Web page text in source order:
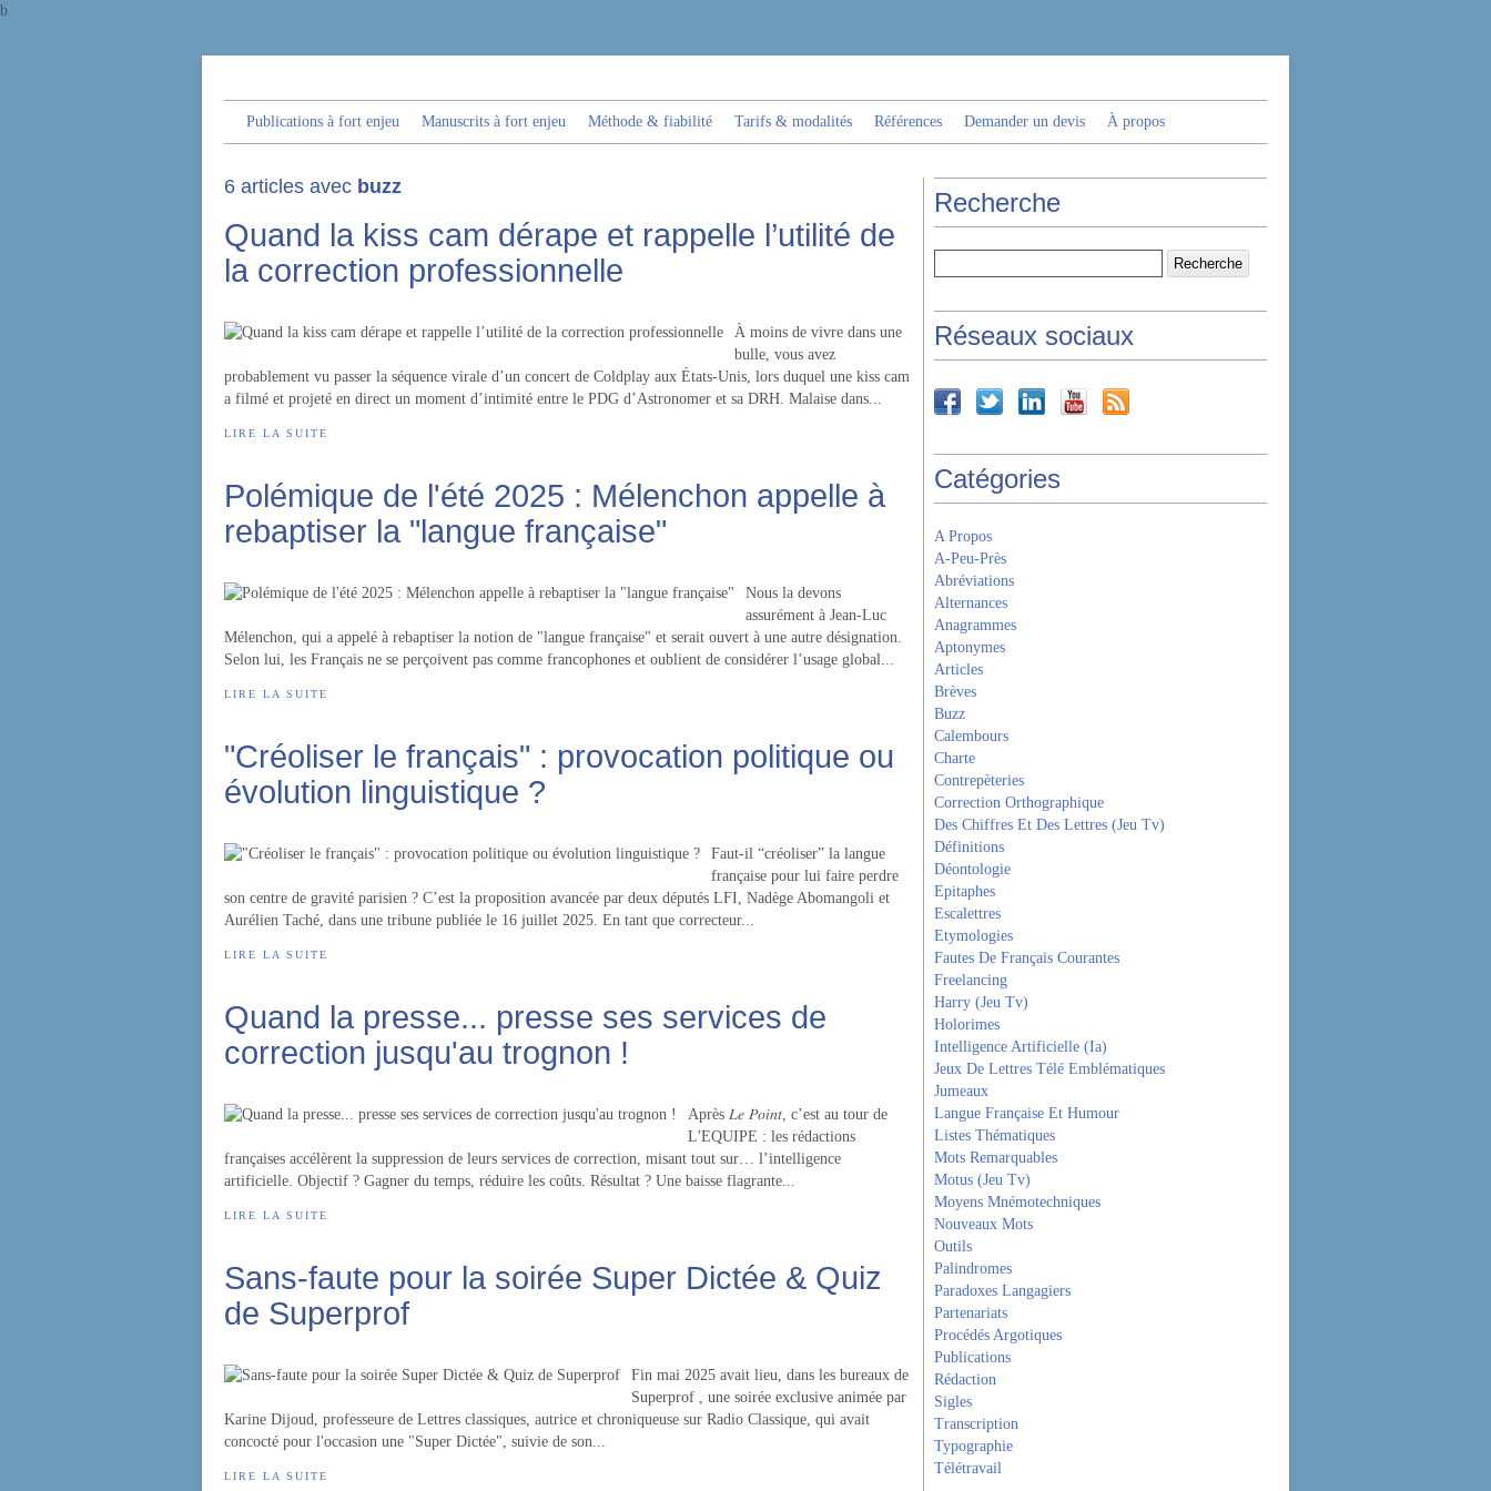
b
Publications à fort enjeu Manuscrits à fort enjeu Méthode & fiabilité Tarifs & modalités Références Demander un devis À propos
6 articles avec buzz
Quand la kiss cam dérape et rappelle l’utilité de
la correction professionnelle
À moins de vivre dans une
bulle, vous avez
probablement vu passer la séquence virale d’un concert de Coldplay aux États-Unis, lors duquel une kiss cam
a filmé et projeté en direct un moment d’intimité entre le PDG d’Astronomer et sa DRH. Malaise dans...
LIRE LA SUITE
Polémique de l'été 2025 : Mélenchon appelle à
rebaptiser la "langue française"
Nous la devons
assurément à Jean‑Luc
Mélenchon, qui a appelé à rebaptiser la notion de "langue française" et serait ouvert à une autre désignation.
Selon lui, les Français ne se perçoivent pas comme francophones et oublient de considérer l’usage global...
LIRE LA SUITE
"Créoliser le français" : provocation politique ou
évolution linguistique ?
Faut-il “créoliser” la langue
française pour lui faire perdre
son centre de gravité parisien ? C’est la proposition avancée par deux députés LFI, Nadège Abomangoli et
Aurélien Taché, dans une tribune publiée le 16 juillet 2025. En tant que correcteur...
LIRE LA SUITE
Quand la presse... presse ses services de
correction jusqu'au trognon !
Après 𝐿𝑒 𝑃𝑜𝑖𝑛𝑡, c’est au tour de
L'EQUIPE : les rédactions
françaises accélèrent la suppression de leurs services de correction, misant tout sur… l’intelligence
artificielle. Objectif ? Gagner du temps, réduire les coûts. Résultat ? Une baisse flagrante...
LIRE LA SUITE
Sans-faute pour la soirée Super Dictée & Quiz
de Superprof
Fin mai 2025 avait lieu, dans les bureaux de
Superprof , une soirée exclusive animée par
Karine Dijoud, professeure de Lettres classiques, autrice et chroniqueuse sur Radio Classique, qui avait
concocté pour l'occasion une "Super Dictée", suivie de son...
LIRE LA SUITE
Recherche
Réseaux sociaux
Catégories
A Propos
A-Peu-Près
Abréviations
Alternances
Anagrammes
Aptonymes
Articles
Brèves
Buzz
Calembours
Charte
Contrepèteries
Correction Orthographique
Des Chiffres Et Des Lettres (Jeu Tv)
Définitions
Déontologie
Epitaphes
Escalettres
Etymologies
Fautes De Français Courantes
Freelancing
Harry (Jeu Tv)
Holorimes
Intelligence Artificielle (Ia)
Jeux De Lettres Télé Emblématiques
Jumeaux
Langue Française Et Humour
Listes Thématiques
Mots Remarquables
Motus (Jeu Tv)
Moyens Mnémotechniques
Nouveaux Mots
Outils
Palindromes
Paradoxes Langagiers
Partenariats
Procédés Argotiques
Publications
Rédaction
Sigles
Transcription
Typographie
Télétravail